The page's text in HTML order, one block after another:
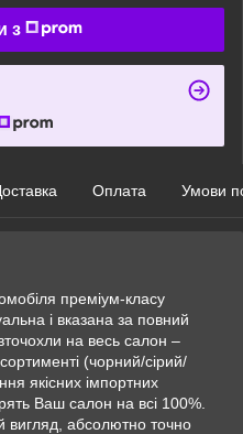
з
Оплата Умови
преміум-класу
і вказана за повний
на весь салон –
(чорний/сірий/
якісних імпортних
Ваш салон на всі 100%.
вигляд, абсолютно точно